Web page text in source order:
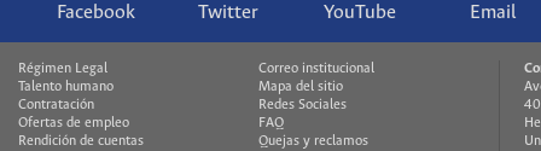
Facebook Twitter YouTube Email
Régimen Legal
Talento humano
Contratación
Ofertas de empleo
Rendición de cuentas
Correo institucional
Mapa del sitio
Redes Sociales
FAQ
Quejas y reclamos